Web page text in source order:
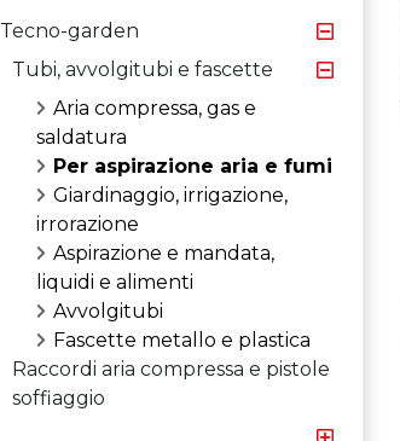
Tecno-garden
Tubi, avvolgitubi e fascette
Aria compressa, gas e
saldatura
Per aspirazione aria e fumi
Giardinaggio, irrigazione,
irrorazione
Aspirazione e mandata,
liquidi e alimenti
Avvolgitubi
Fascette metallo e plastica
Raccordi aria compressa e pistole
soffiaggio